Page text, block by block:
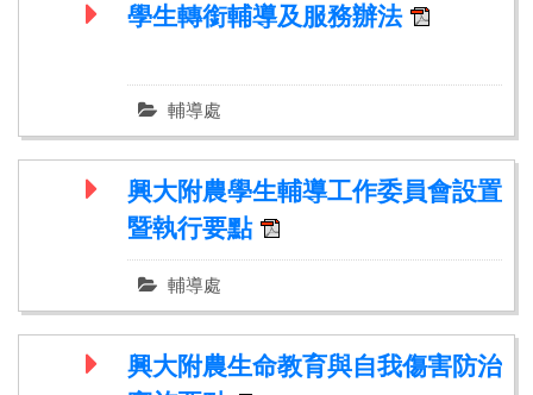
學生轉銜輔導及服務辦法
輔導處
興大附農學生輔導工作委員會設置
暨執行要點
輔導處
興大附農生命教育與自我傷害防治